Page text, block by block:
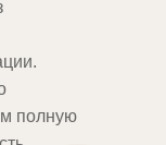
полную